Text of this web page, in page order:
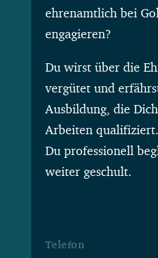
ehrenamtlich bei
engagieren?
Du wirst über die
vergütet und
Ausbildung, die
Arbeiten
Du professionell
weiter geschult.
Telefon